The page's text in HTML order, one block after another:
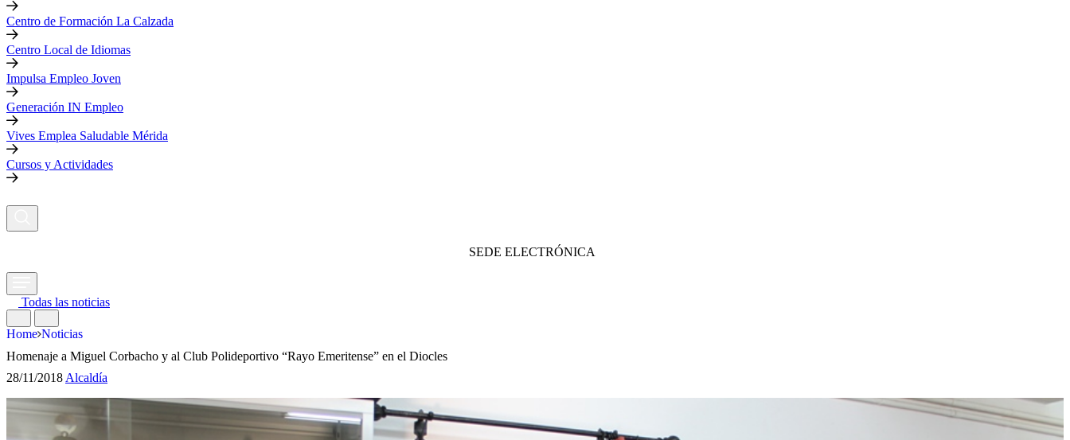
Centro de Formación La Calzada
Centro Local de Idiomas
Impulsa Empleo Joven
Generación IN Empleo
Vives Emplea Saludable Mérida
Cursos y Actividades
SEDE ELECTRÓNICA
Todas las noticias
Home Noticias
Homenaje a Miguel Corbacho y al Club Polideportivo “Rayo Emeritense” en el Diocles
28/11/2018Alcaldía